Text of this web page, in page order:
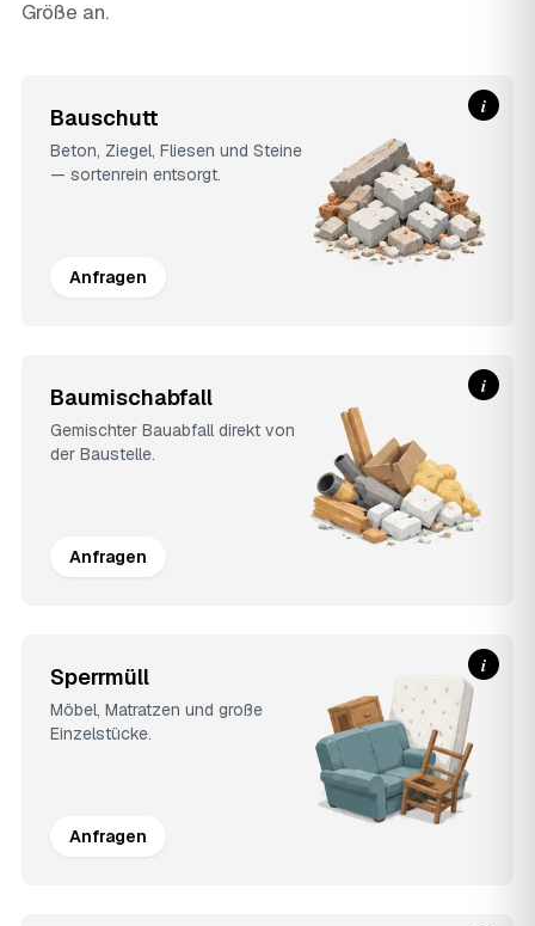
Größe an.
Bauschutt
Beton, Ziegel, Fliesen und Steine
— sortenrein entsorgt.
Anfragen
i
Baumischabfall
Gemischter Bauabfall direkt von
der Baustelle.
Anfragen
i
Sperrmüll
Möbel, Matratzen und große
Einzelstücke.
Anfragen
i